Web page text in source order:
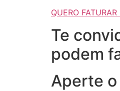
QUERO
Te
podem
Aperte